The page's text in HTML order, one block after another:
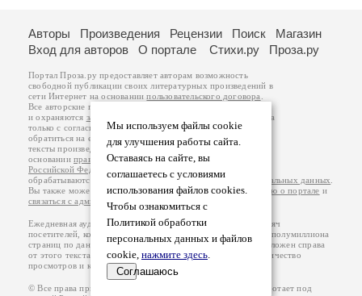
Мы используем файлы cookie
для улучшения работы сайта.
Оставаясь на сайте, вы
соглашаетесь с условиями
использования файлов cookies.
Чтобы ознакомиться с
Политикой обработки
персональных данных и файлов
cookie, нажмите здесь.
Соглашаюсь
Авторы Произведения Рецензии Поиск
Магазин
Вход для авторов
О портале Стихи.ру Проза.ру
Портал Проза.ру предоставляет авторам возможность
свободной публикации своих литературных произведений в
сети Интернет на основаниипользовательского договора
Все авторские права на произведения принадлежат авторам
и охраняются законом
. Перепечатка произведений возможна
только с согласия его автора, к которому вы можете
обратиться на его авторской странице. Ответственность за
тексты произведений авторы несут самостоятельно на
основанииправил публикацииизаконодательства
Российской Федерации
обрабатываются на основанииПолитики обработки персональных данных
Вы также можете посмотреть более подробнуюинформацию о портале и
связаться с администрацией
Ежедневная аудитория портала Проза.ру – порядка 100 тысяч
посетителей, которые в общей сумме просматривают более полумиллиона
страниц по данным счетчика посещаемости, который расположен справа
от этого текста. В каждой графе указано по две цифры: количество
просмотров и количество посетителей.
© Все права принадлежат авторам, 2000-2026. Портал работает под